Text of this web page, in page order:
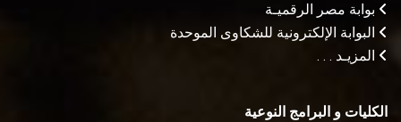
بوابة مصر الرقميـة
البوابة الإلكترونية للشكاوى الموحدة
المزيـد . . .
الكليات و البرامج النوعية